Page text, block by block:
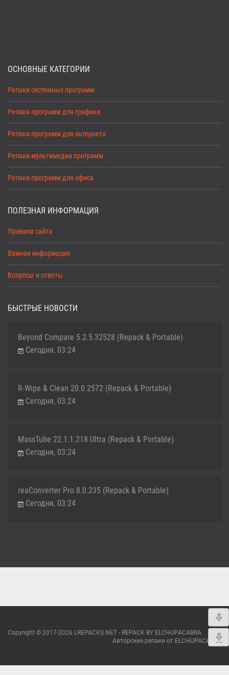
ОСНОВНЫЕ КАТЕГОРИИ
Репаки системных программ
Репаки программ для графики
Репаки программ для интернета
Репаки мультимедиа программ
Репаки программ для офиса
ПОЛЕЗНАЯ ИНФОРМАЦИЯ
Правила сайта
Важная информация
Вопросы и ответы
БЫСТРЫЕ НОВОСТИ
Beyond Compare 5.2.5.32528 (Repack & Portable)
Сегодня, 03:24
R-Wipe & Clean 20.0.2572 (Repack & Portable)
Сегодня, 03:24
MassTube 22.1.1.218 Ultra (Repack & Portable)
Сегодня, 03:24
reaConverter Pro 8.0.235 (Repack & Portable)
Сегодня, 03:24
Copyright © 2017-2026 LREPACKS.NET - REPACK BY ELCHUPACABRA
Авторские репаки от ELCHUPACABRA